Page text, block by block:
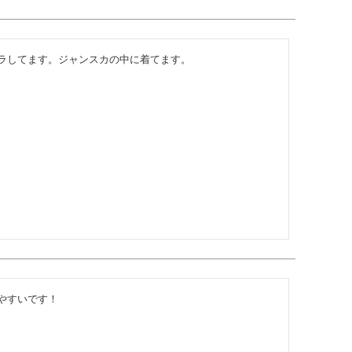
てます。ジャンスカの中に着てます。
すいです！